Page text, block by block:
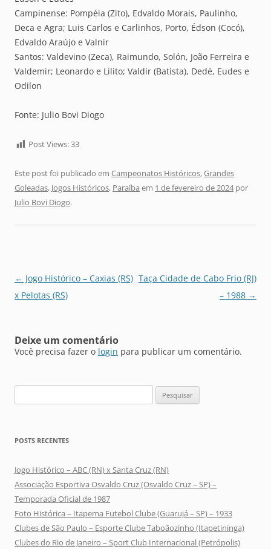
Campinense: Pompéia (Zito), Edvaldo Morais, Paulinho,
Deca e Agra; Luis Carlos e Carlinhos, Porto, Édson (Cocó),
Edvaldo Araújo e Valnir
Santos: Valdevino (Zeca), Raimundo, Solón, João Ferreira e
Valdemir; Leonardo e Lilito; Valdir (Batista), Dedé, Eudes e
Odilon
Fonte: Julio Bovi Diogo
Post Views:33
Este post foi publicado em Campeonatos Históricos,Grandes
Goleadas, Jogos Históricos, Paraíba em 1 de fevereiro de 2024por
Julio Bovi Diogo.
Navegação
de
← Jogo Histórico – Caxias (RS)
x Pelotas (RS)
Taça Cidade de Cabo Frio (RJ)
– 1988 →
Deixe um comentário
Você precisa fazer o login para publicar um comentário.
por:
POSTS RECENTES
Jogo Histórico – ABC (RN) x Santa Cruz (RN)
Associação Esportiva Osvaldo Cruz (Osvaldo Cruz – SP) –
Temporada Oficial de 1987
Foto Histórica – Itapema Futebol Clube (Guarujá – SP) – 1933
Clubes de São Paulo – Esporte Clube Taboãozinho (Itapetininga)
Clubes do Rio de Janeiro – Sport Club Internacional (Petrópolis)